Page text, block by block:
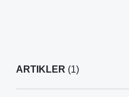
ARTIKLER (1)